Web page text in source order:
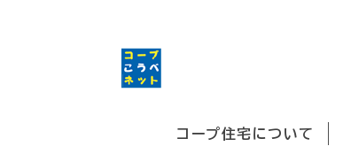
コープ住宅について